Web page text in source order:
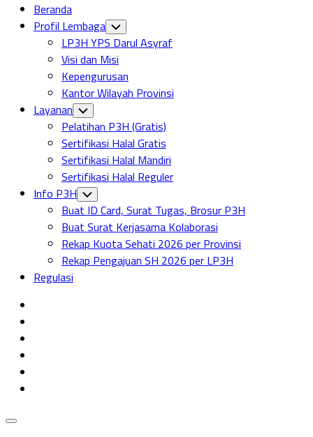
Beranda
Profil Lembaga Toggle
Child
Menu
LP3H YPS Darul Asyraf
Visi dan Misi
Kepengurusan
Kantor Wilayah Provinsi
Layanan Toggle
Child
Menu
Pelatihan P3H (Gratis)
Sertifikasi Halal Gratis
Sertifikasi Halal Mandiri
Sertifikasi Halal Reguler
Info P3H Toggle
Child
Menu
Buat ID Card, Surat Tugas, Brosur P3H
Buat Surat Kerjasama Kolaborasi
Rekap Kuota Sehati 2026 per Provinsi
Rekap Pengajuan SH 2026 per LP3H
Regulasi